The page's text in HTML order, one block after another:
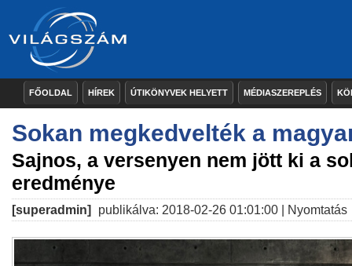
FŐOLDAL HÍREK ÚTIKÖNYVEK HELYETT MÉDIASZEREPLÉS
Sokan megkedvelték a
Sajnos, a versenyen nem jött ki a
eredménye
[superadmin] publikálva: 2018-02-26 01:01:00 | Nyomtatás